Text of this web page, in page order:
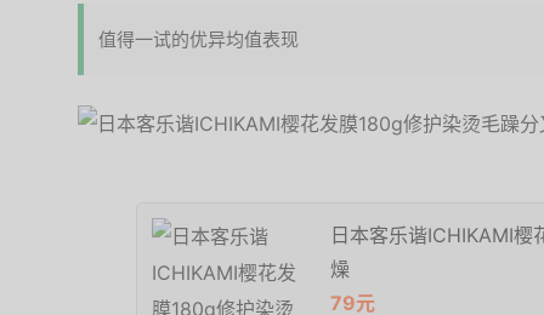
值得一试的优异均值表现
日本客乐谐ICHIKAMI
燥
79元